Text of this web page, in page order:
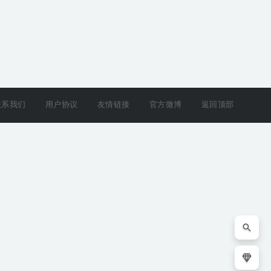
我们 用户协议 友情链接 官方微博 返回顶部